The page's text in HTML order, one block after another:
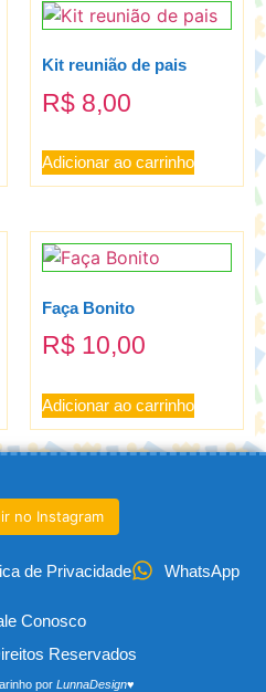
Kit reunião de pais
R$ 8,00
Adicionar ao carrinho
Faça Bonito
R$ 10,00
Adicionar ao carrinho
no Instagram
de Privacidade WhatsApp
Conosco
Reservados
por LunnaDesign♥